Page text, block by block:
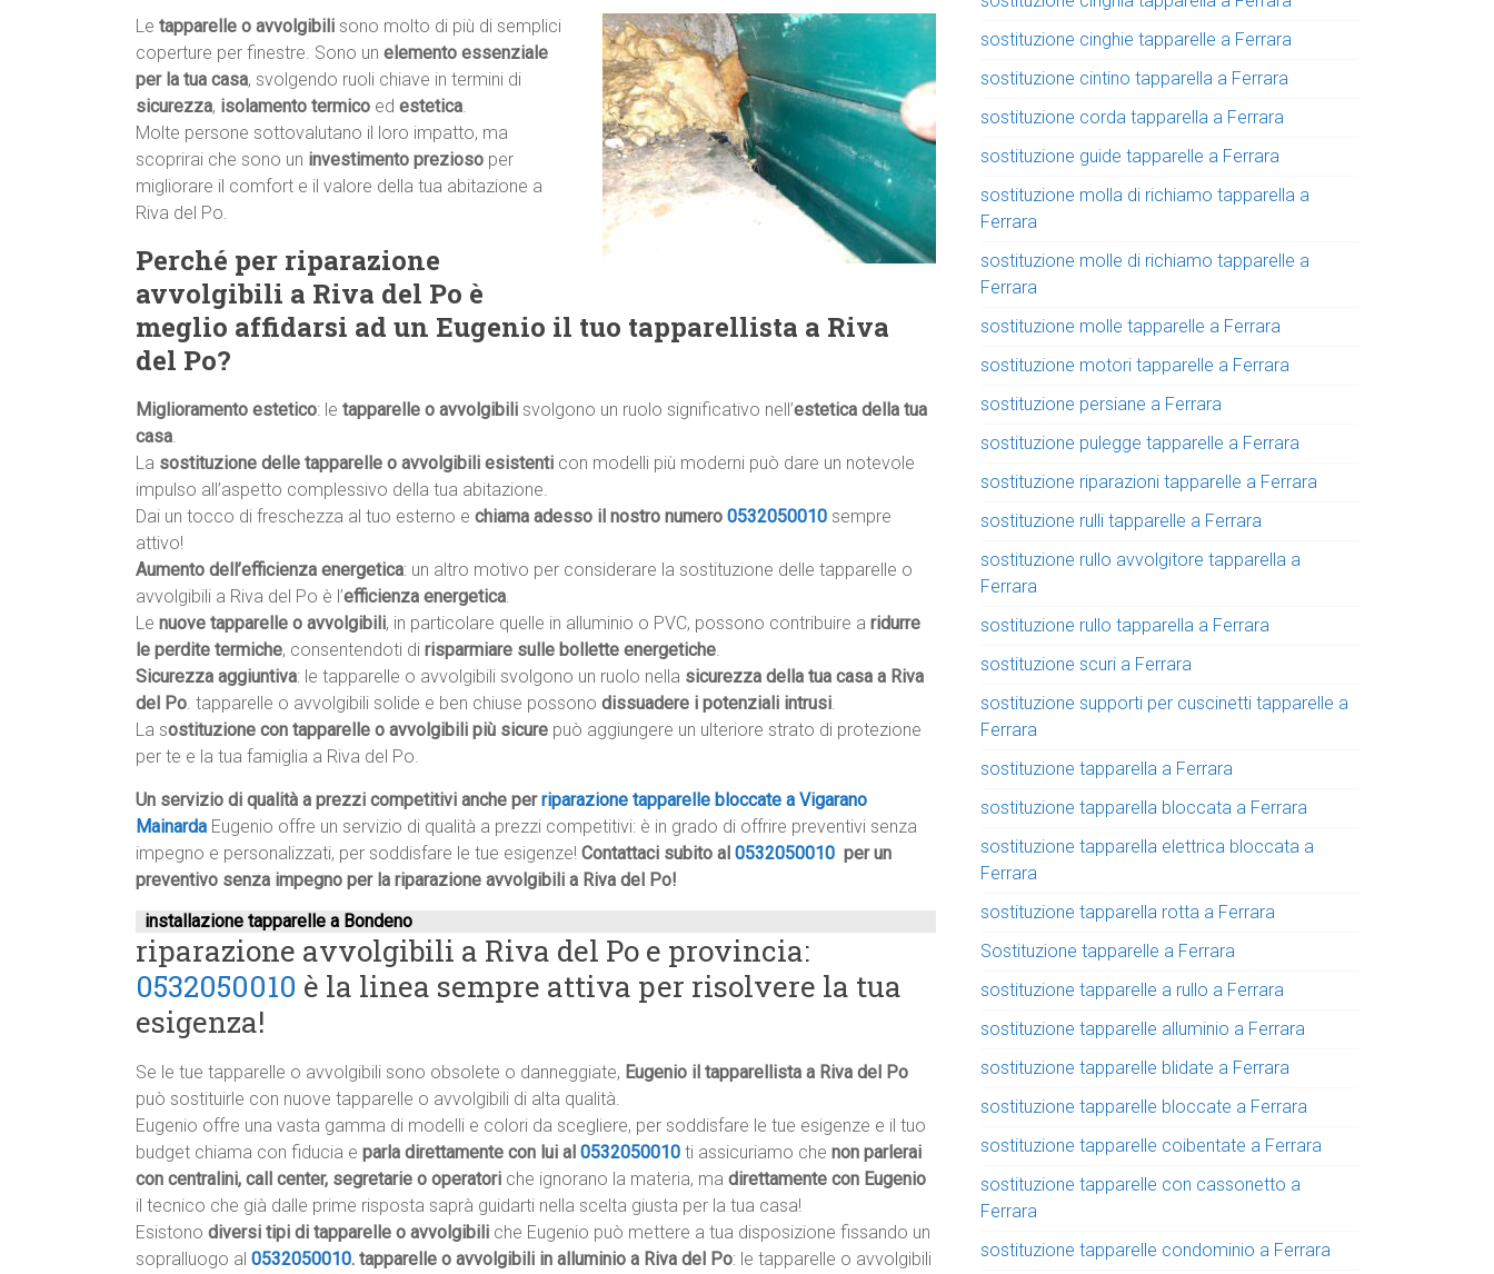
Le tapparelle o avvolgibili sono molto di più di semplici
coperture per finestre. Sono un elemento essenziale
per la tua casa, svolgendo ruoli chiave in termini di
sicurezza, isolamento termico ed estetica.
Molte persone sottovalutano il loro impatto, ma
scoprirai che sono un investimento prezioso per
migliorare il comfort e il valore della tua abitazione a
Riva del Po.
Perché per riparazione
avvolgibili a Riva del Po è
meglio affidarsi ad un Eugenio il tuo tapparellista a Riva
del Po?
Miglioramento estetico: le tapparelle o avvolgibili svolgono un ruolo significativo nell’estetica della tua
casa.
La sostituzione delle tapparelle o avvolgibili esistenti con modelli più moderni può dare un notevole
impulso all’aspetto complessivo della tua abitazione.
Dai un tocco di freschezza al tuo esterno e chiama adesso il nostro numero 0532050010 sempre
attivo!
Aumento dell’efficienza energetica: un altro motivo per considerare la sostituzione delle tapparelle o
avvolgibili a Riva del Po è l’efficienza energetica.
Le nuove tapparelle o avvolgibili, in particolare quelle in alluminio o PVC, possono contribuire a ridurre
le perdite termiche, consentendoti di risparmiare sulle bollette energetiche.
Sicurezza aggiuntiva: le tapparelle o avvolgibili svolgono un ruolo nella sicurezza della tua casa a Riva
del Po. tapparelle o avvolgibili solide e ben chiuse possono dissuadere i potenziali intrusi.
La sostituzione con tapparelle o avvolgibili più sicure può aggiungere un ulteriore strato di protezione
per te e la tua famiglia a Riva del Po.
Un servizio di qualità a prezzi competitivi anche perriparazione tapparelle bloccate a Vigarano
Mainarda Eugenio offre un servizio di qualità a prezzi competitivi: è in grado di offrire preventivi senza
impegno e personalizzati, per soddisfare le tue esigenze! Contattaci subito al 0532050010 per un
preventivo senza impegno per la riparazione avvolgibili a Riva del Po!
installazione tapparelle a Bondeno
riparazione avvolgibili a Riva del Po e provincia:
0532050010 è la linea sempre attiva per risolvere la tua
esigenza!
Se le tue tapparelle o avvolgibili sono obsolete o danneggiate, Eugenio il tapparellista a Riva del Po
può sostituirle con nuove tapparelle o avvolgibili di alta qualità.
Eugenio offre una vasta gamma di modelli e colori da scegliere, per soddisfare le tue esigenze e il tuo
budget chiama con fiducia e parla direttamente con lui al 0532050010 ti assicuriamo che non parlerai
con centralini, call center, segretarie o operatori che ignorano la materia, ma direttamente con Eugenio
il tecnico che già dalle prime risposta saprà guidarti nella scelta giusta per la tua casa!
Esistono diversi tipi di tapparelle o avvolgibili che Eugenio può mettere a tua disposizione fissando un
sopralluogo al 0532050010. tapparelle o avvolgibili in alluminio a Riva del Po: le tapparelle o avvolgibili
sostituzione cinghie tapparelle a Ferrara
sostituzione cintino tapparella a Ferrara
sostituzione corda tapparella a Ferrara
sostituzione guide tapparelle a Ferrara
sostituzione molla di richiamo tapparella a
Ferrara
sostituzione molle di richiamo tapparelle a
Ferrara
sostituzione molle tapparelle a Ferrara
sostituzione motori tapparelle a Ferrara
sostituzione persiane a Ferrara
sostituzione pulegge tapparelle a Ferrara
sostituzione riparazioni tapparelle a Ferrara
sostituzione rulli tapparelle a Ferrara
sostituzione rullo avvolgitore tapparella a
Ferrara
sostituzione rullo tapparella a Ferrara
sostituzione scuri a Ferrara
sostituzione supporti per cuscinetti tapparelle a
Ferrara
sostituzione tapparella a Ferrara
sostituzione tapparella bloccata a Ferrara
sostituzione tapparella elettrica bloccata a
Ferrara
sostituzione tapparella rotta a Ferrara
Sostituzione tapparelle a Ferrara
sostituzione tapparelle a rullo a Ferrara
sostituzione tapparelle alluminio a Ferrara
sostituzione tapparelle blidate a Ferrara
sostituzione tapparelle bloccate a Ferrara
sostituzione tapparelle coibentate a Ferrara
sostituzione tapparelle con cassonetto a
Ferrara
sostituzione tapparelle condominio a Ferrara